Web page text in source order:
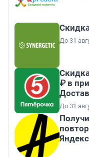
До 31
₽ в
До 31